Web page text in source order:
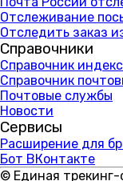
Отслеживание
Отследить заказ
Справочники
Справочник
Справочник
Почтовые службы
Новости
Сервисы
Расширение для
Бот ВКонтакте
© Единая